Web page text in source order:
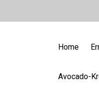
Home
Avocado-